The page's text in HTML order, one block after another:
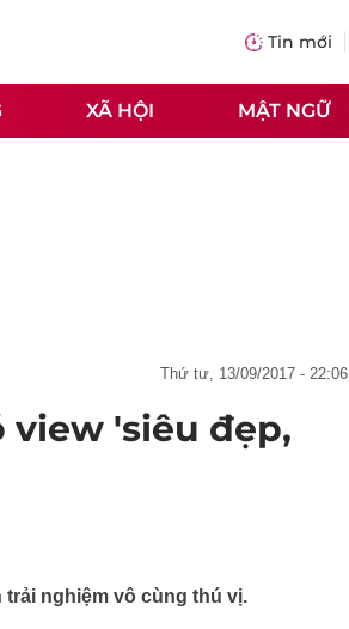
Tin mới
XÃ HỘI MẬT NGỮ
thứ tư, 13/09/2017 - 22:06
'siêu đẹp,
nghiệm vô cùng thú vị.